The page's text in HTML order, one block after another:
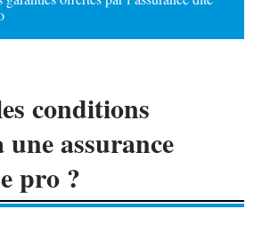
conditions
assurance
pro ?